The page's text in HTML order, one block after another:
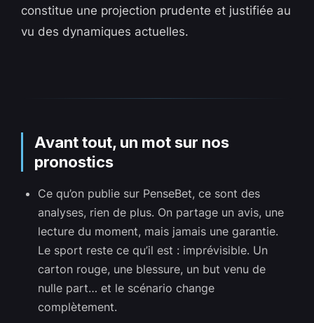
constitue une projection prudente et justifiée au
vu des dynamiques actuelles.
Avant tout, un mot sur nos
pronostics
Ce qu’on publie sur PenseBet, ce sont des
analyses, rien de plus. On partage un avis, une
lecture du moment, mais jamais une garantie.
Le sport reste ce qu’il est : imprévisible. Un
carton rouge, une blessure, un but venu de
nulle part… et le scénario change
complètement.